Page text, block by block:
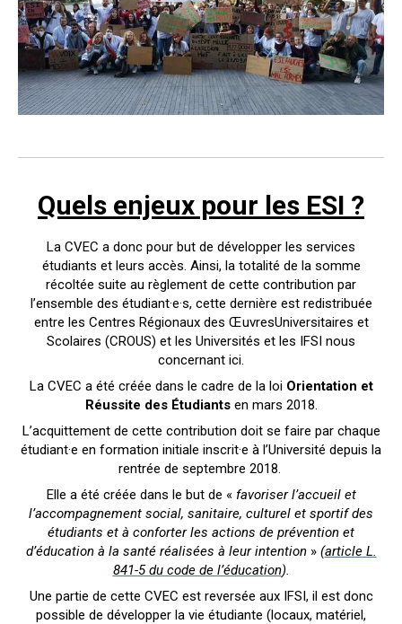
Quels enjeux pour les ESI ?
La CVEC a donc pour but de développer les services
étudiants et leurs accès. Ainsi, la totalité de la somme
récoltée suite au règlement de cette contribution par
l’ensemble des étudiant·e·s, cette dernière est redistribuée
entre les Centres Régionaux des ŒuvresUniversitaires et
Scolaires (CROUS) et les Universités et les IFSI nous
concernant ici.
La CVEC a été créée dans le cadre de la loi Orientation et
Réussite des Étudiants en mars 2018.
L’acquittement de cette contribution doit se faire par chaque
étudiant·e en formation initiale inscrit·e à l’Université depuis la
rentrée de septembre 2018.
Elle a été créée dans le but de « favoriser l’accueil et
l’accompagnement social, sanitaire, culturel et sportif des
étudiants et à conforter les actions de prévention et
d’éducation à la santé réalisées à leur intention»(article L.
841-5 du code de l’éducation).
Une partie de cette CVEC est reversée aux IFSI, il est donc
possible de développer la vie étudiante (locaux, matériel,